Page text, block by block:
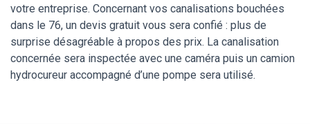
votre entreprise. Concernant vos canalisations bouchées
dans le 76, un devis gratuit vous sera confié : plus de
surprise désagréable à propos des prix. La canalisation
concernée sera inspectée avec une caméra puis un camion
hydrocureur accompagné d’une pompe sera utilisé.